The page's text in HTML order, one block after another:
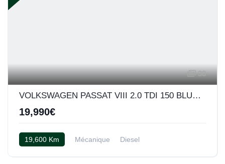
38
VOLKSWAGEN PASSAT VIII 2.0 TDI 150 BLUEMOTION TECHNOLOGY CARAT
19,990€
19,600 Km Mécanique
Diesel